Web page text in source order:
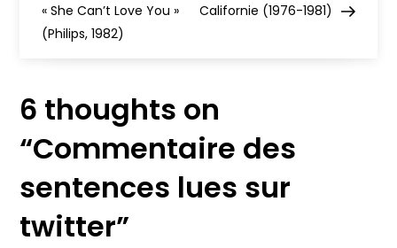
a
i
g
a
t
« She Can’t Love You »
(Philips, 1982)
Californie (1976-1981)
6 thoughts on
“Commentaire des
sentences lues sur
twitter”